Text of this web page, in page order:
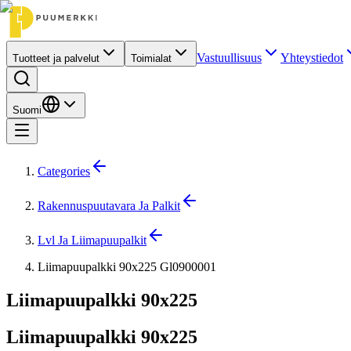
Tuotteet ja palvelut Toimialat Vastuullisuus Yhteystiedot
Suomi
Categories
Rakennuspuutavara Ja Palkit
Lvl Ja Liimapuupalkit
Liimapuupalkki 90x225 Gl0900001
Liimapuupalkki 90x225
Liimapuupalkki 90x225